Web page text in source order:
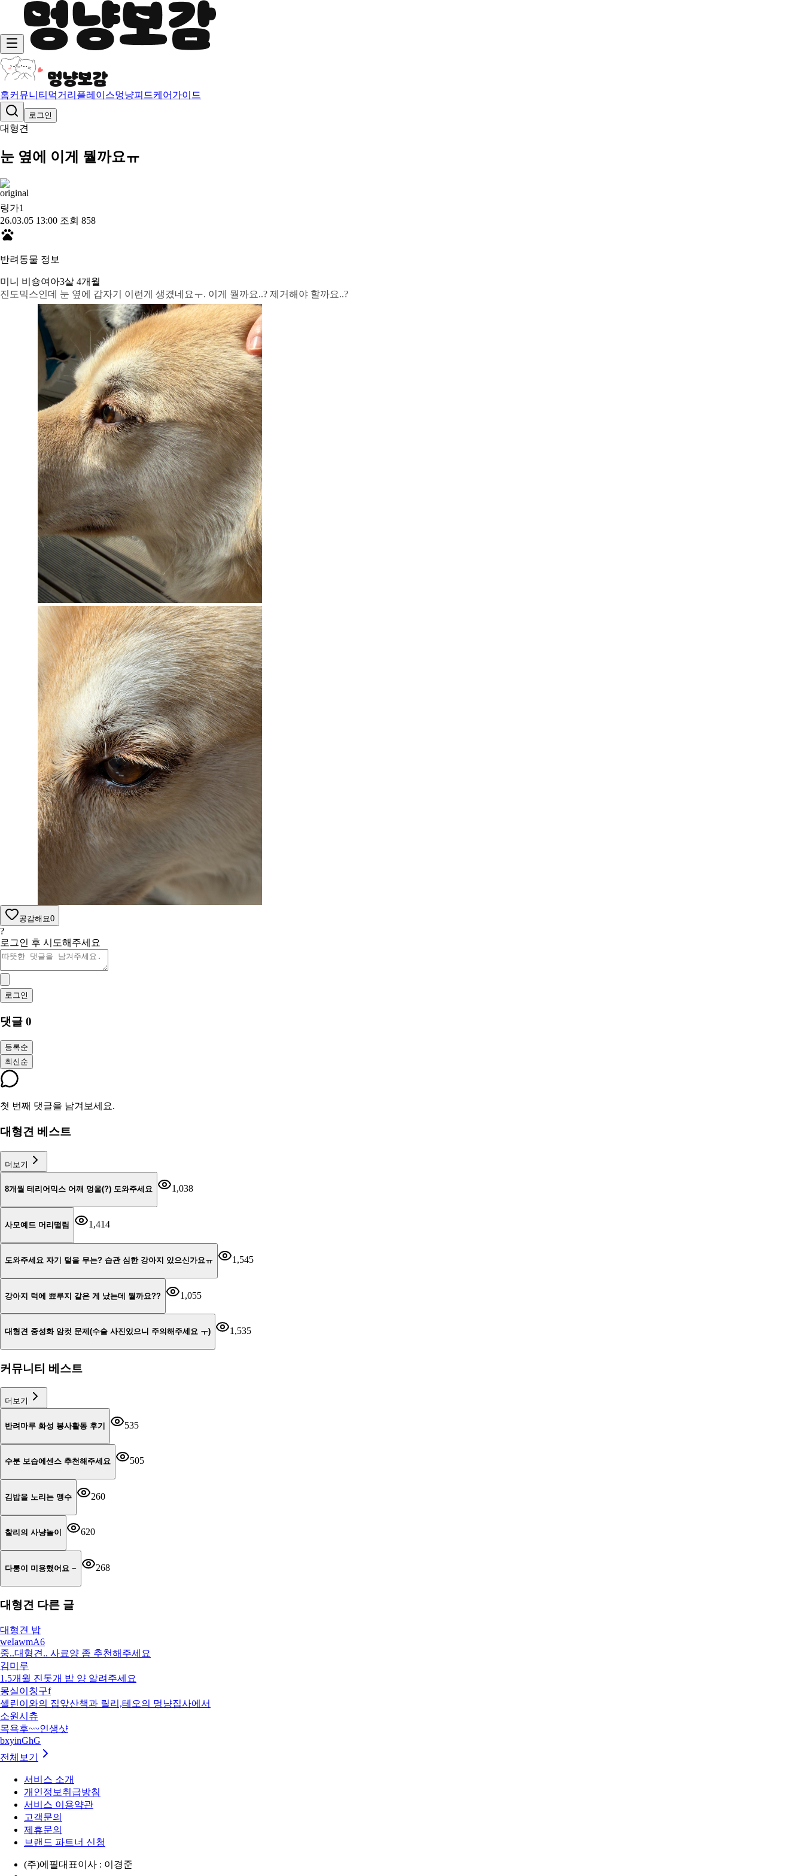
홈커뮤니티 먹거리 플레이스멍냥피드케어가이드
로그인
대형견
눈 옆에 이게 뭘까요ㅠ
링가1
26.03.05 13:00 조회 858
반려동물 정보
미니 비숑여아3살 4개월
진도믹스인데 눈 옆에 갑자기 이런게 생겼네요ㅜ. 이게 뭘까요..? 제거해야 할까요..?
공감해요0
?
로그인 후 시도해주세요
로그인
댓글 0
등록순
최신순
첫 번째 댓글을 남겨보세요.
대형견 베스트
더보기
8개월 테리어믹스 어깨 멍울(?) 도와주세요 1,038
사모예드 머리떨림 1,414
도와주세요 자기 털을 무는? 습관 심한 강아지 있으신가요ㅠ 1,545
강아지 턱에 뾰루지 같은 게 났는데 뭘까요?? 1,055
대형견 중성화 암컷 문제(수술 사진있으니 주의해주세요 ㅜ) 1,535
커뮤니티 베스트
더보기
반려마루 화성 봉사활동 후기 535
수분 보습에센스 추천해주세요 505
김밥을 노리는 맹수 260
찰리의 사냥놀이 620
다롱이 미용했어요 ~ 268
대형견 다른 글
대형견 밥
weIawmA6
중..대형견.. 사료양 좀 추천해주세요
김미루
1.5개월 진돗개 밥 양 알려주세요
몽실이칭구f
셀린이와의 집앞산책과 릴리,테오의 멍냥집사에서
소원시츄
목욕후~~인생샷
bxyinGhG
전체보기
서비스 소개
개인정보취급방침
서비스 이용약관
고객문의
제휴문의
브랜드 파트너 신청
(주)에필대표이사 : 이경준